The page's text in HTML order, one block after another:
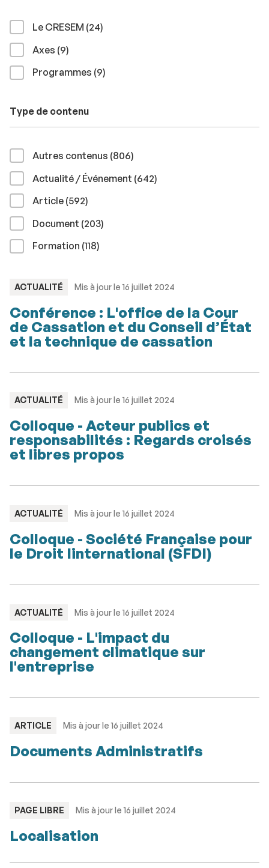
Le CRESEM (24résultats
)
Axes (9résultats
)
Programmes (9résultats
)
Type de contenu
Autres contenus (806résultats
)
Actualité / Événement (642résultats
)
Article (592résultats
)
Document (203résultats
)
Formation (118résultats
)
TYPE
ACTUALITÉ Mis à jour le 16 juillet 2024
Conférence : L'office de la Cour
de Cassation et du Conseil d’État
et la technique de cassation
TYPE
ACTUALITÉ Mis à jour le 16 juillet 2024
Colloque - Acteur publics et
responsabilités : Regards croisés
et libres propos
TYPE
ACTUALITÉ Mis à jour le 16 juillet 2024
Colloque - Société Française pour
le Droit Iinternational (SFDI)
TYPE
ACTUALITÉ Mis à jour le 16 juillet 2024
Colloque - L'impact du
changement climatique sur
l'entreprise
TYPE
ARTICLE Mis à jour le 16 juillet 2024
Documents Administratifs
TYPE
PAGE LIBRE Mis à jour le 16 juillet 2024
Localisation